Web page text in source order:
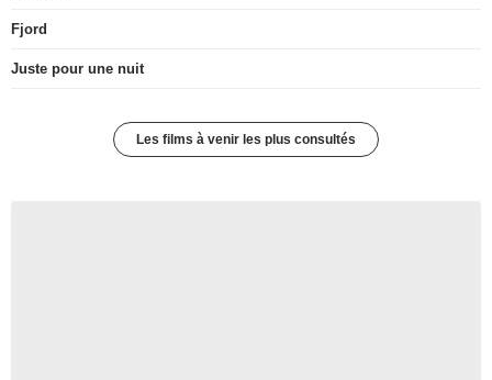
Fjord
Juste pour une nuit
Les films à venir les plus consultés